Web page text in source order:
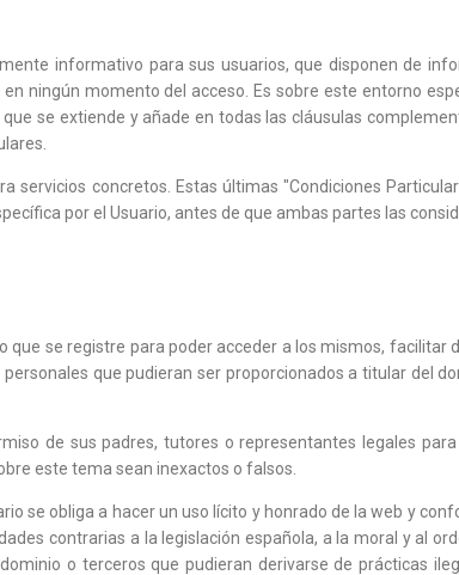
informativo para sus usuarios, que disponen de
ningún momento del acceso. Es sobre este entorno
se extiende y añade en todas las cláusulas
servicios concretos. Estas últimas "Condiciones
por el Usuario, antes de que ambas partes las
que se registre para poder acceder a los mismos, facilitar
que pudieran ser proporcionados a titular del
de sus padres, tutores o representantes legales
este tema sean inexactos o falsos.
se obliga a hacer un uso lícito y honrado de la web y
contrarias a la legislación española, a la moral y al
o terceros que pudieran derivarse de prácticas